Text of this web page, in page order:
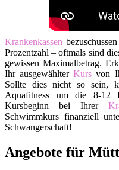
Krankenkassen
Prozentzahl – oftmals sind
gewissen Maximalbetrag.
Ihr ausgewählterKurs von
Sollte dies nicht so sein,
Aquafitness um die 8-12
Kursbeginn bei Ihrer
Schwimmkurs finanziell
Schwangerschaft!
Angebote für